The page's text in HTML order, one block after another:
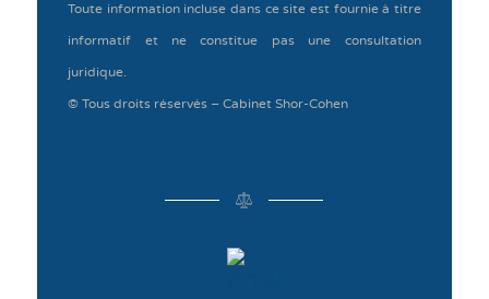
Toute information incluse dans ce site est fournie à titre
informatif et ne constitue pas une consultation
juridique.
© Tous droits réservés – Cabinet Shor-Cohen